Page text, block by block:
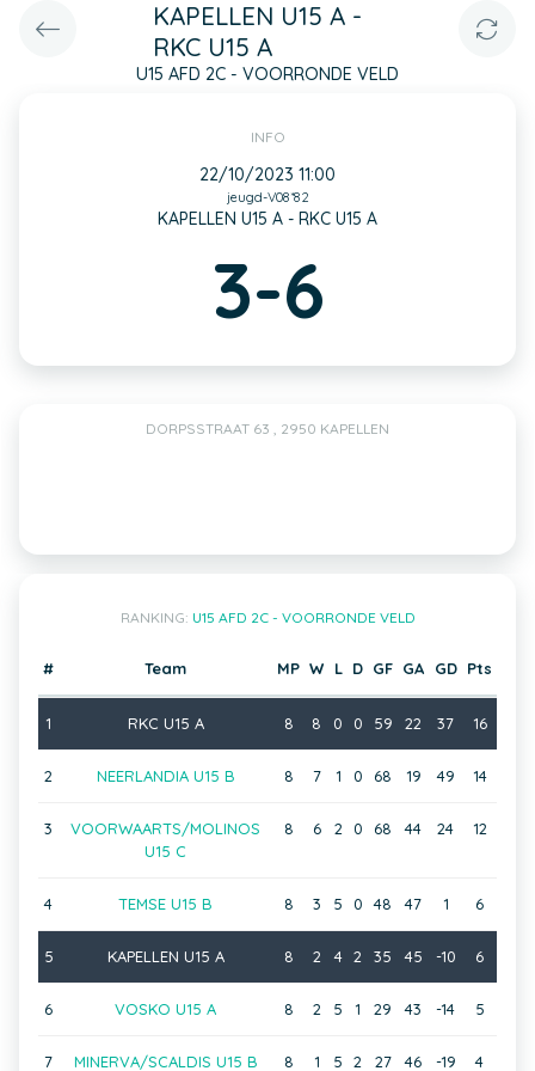
KAPELLEN U15 A -
RKC U15 A
U15 AFD 2C - VOORRONDE VELD
INFO
22/10/2023 11:00
jeugd-V08*82
KAPELLEN U15 A - RKC U15 A
3-6
DORPSSTRAAT 63 , 2950 KAPELLEN
RANKING: U15 AFD 2C - VOORRONDE VELD
# Team MP W L D GF GA GD Pts
1 RKC U15 A 8 8 0 0 59 22 37 16
2 NEERLANDIA U15 B 8 7 1 0 68 19 49 14
3
VOORWAARTS/MOLINOS
U15 C
8 6 2 0 68 44 24 12
4 TEMSE U15 B 8 3 5 0 48 47 1 6
5 KAPELLEN U15 A 8 2 4 2 35 45 -10 6
6 VOSKO U15 A 8 2 5 1 29 43 -14 5
7 MINERVA/SCALDIS U15 B 8 1 5 2 27 46 -19 4